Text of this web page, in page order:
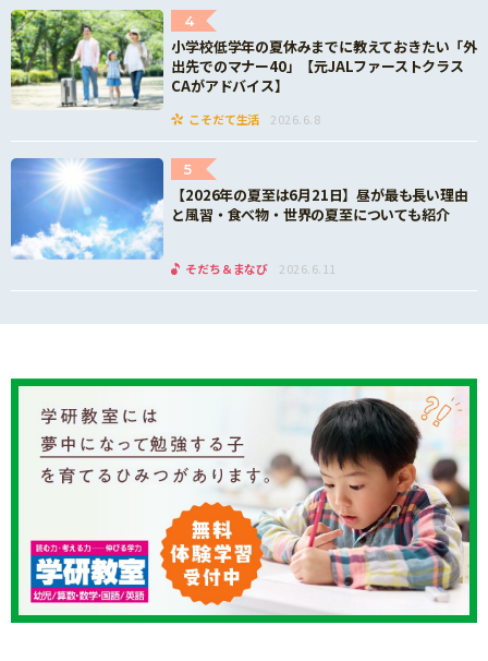
4
小学校低学年の夏休みまでに教えておきたい「外
出先でのマナー40」【元JALファーストクラス
CAがアドバイス】
こそだて生活 2026.6.8
5
【2026年の夏至は6月21日】昼が最も長い理由
と風習・食べ物・世界の夏至についても紹介
そだち＆まなび 2026.6.11